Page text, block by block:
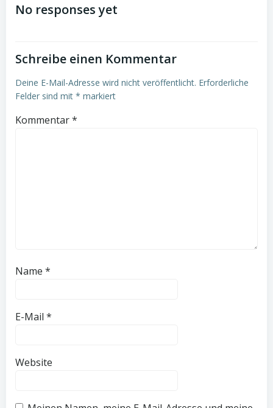
No responses yet
Schreibe einen Kommentar
Deine E-Mail-Adresse wird nicht veröffentlicht. Erforderliche
Felder sind mit * markiert
Kommentar*
Name *
E-Mail *
Website